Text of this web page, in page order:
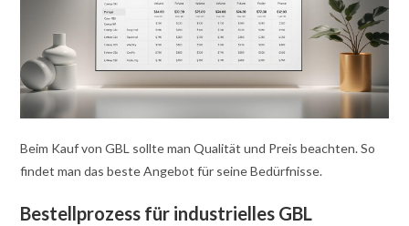
Beim Kauf von GBL sollte man Qualität und Preis beachten. So
findet man das beste Angebot für seine Bedürfnisse.
Bestellprozess für industrielles GBL